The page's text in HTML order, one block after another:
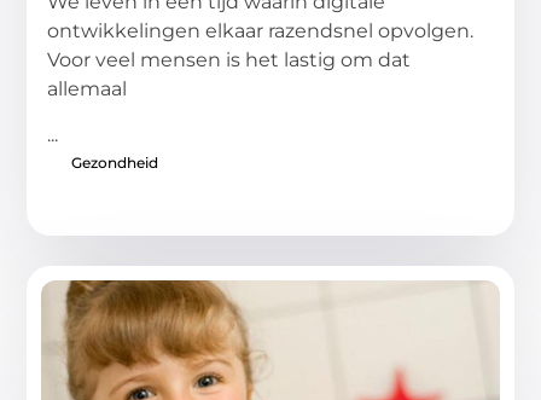
ontwikkelingen elkaar razendsnel opvolgen.
Voor veel mensen is het lastig om dat
allemaal
...
Gezondheid